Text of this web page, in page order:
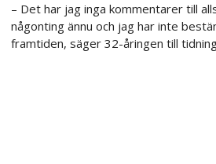
– Det har jag inga kommentarer till
någonting ännu och jag har inte
framtiden, säger 32-åringen till